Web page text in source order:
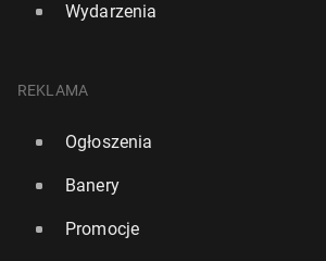
Wydarzenia
REKLAMA
Ogłoszenia
Banery
Promocje